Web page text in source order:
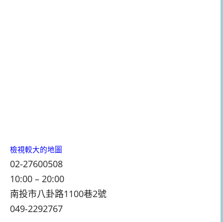
檢視較大的地圖
02-27600508
10:00 – 20:00
南投市八卦路1100巷2號
049-2292767